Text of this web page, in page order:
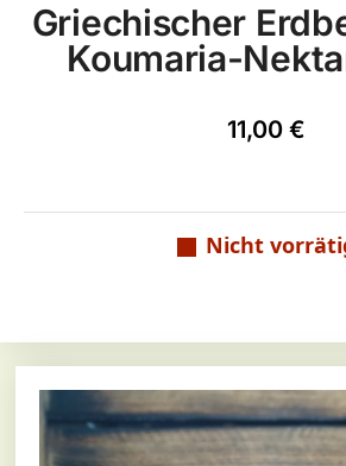
Griechischer
Koumaria-
11,00 €
Nicht